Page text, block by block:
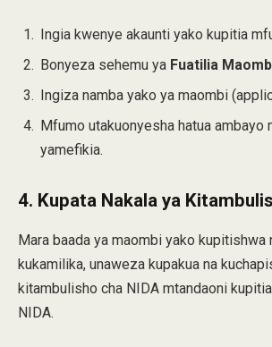
Ingia kwenye akaunti yako kupitia
Bonyeza sehemu ya Fuatilia
Ingiza namba yako ya maombi
Mfumo utakuonyesha hatua ambayo
yamefikia.
4. Kupata Nakala ya
Mara baada ya maombi yako kupitishwa
kukamilika, unaweza kupakua na
kitambulisho cha NIDA mtandaoni
NIDA.